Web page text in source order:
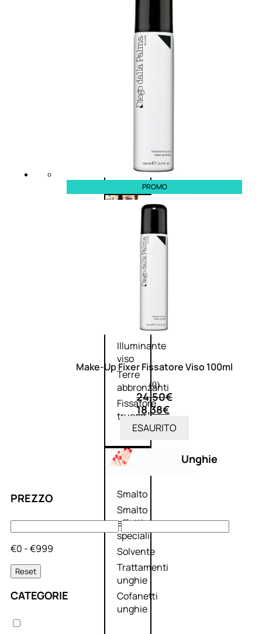
Palette
labbra
Rossetto
Gloss
Matita
labbra
Rimpolpante
Balsamo
Cream
Palette
Primer
Fard/Blush
Illuminante
viso
Terre
abbronzanti
Fissatore
trucco
Unghie
Smalto
Smalto
effetti
speciali
Solvente
Trattamenti
unghie
Cofanetti
unghie
PREZZO
€0 - €999
Reset
CATEGORIE
PROMO
Make-Up Fixer Fissatore Viso 100ml
(0)
24,50€
18,38€
ESAURITO